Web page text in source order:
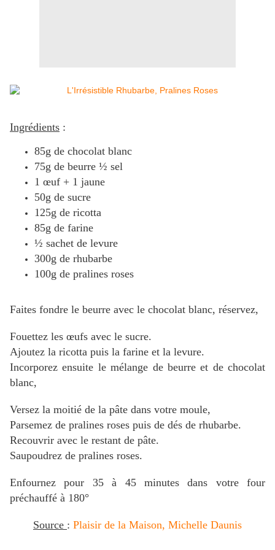
Ingrédients :
85g de chocolat blanc
75g de beurre ½ sel
1 œuf + 1 jaune
50g de sucre
125g de ricotta
85g de farine
½ sachet de levure
300g de rhubarbe
100g de pralines roses
Faites fondre le beurre avec le chocolat blanc, réservez,
Fouettez les œufs avec le sucre.
Ajoutez la ricotta puis la farine et la levure.
Incorporez ensuite le mélange de beurre et de chocolat
blanc,
Versez la moitié de la pâte dans votre moule,
Parsemez de pralines roses puis de dés de rhubarbe.
Recouvrir avec le restant de pâte.
Saupoudrez de pralines roses.
Enfournez pour 35 à 45 minutes dans votre four
préchauffé à 180°
Source : Plaisir de la Maison, Michelle Daunis